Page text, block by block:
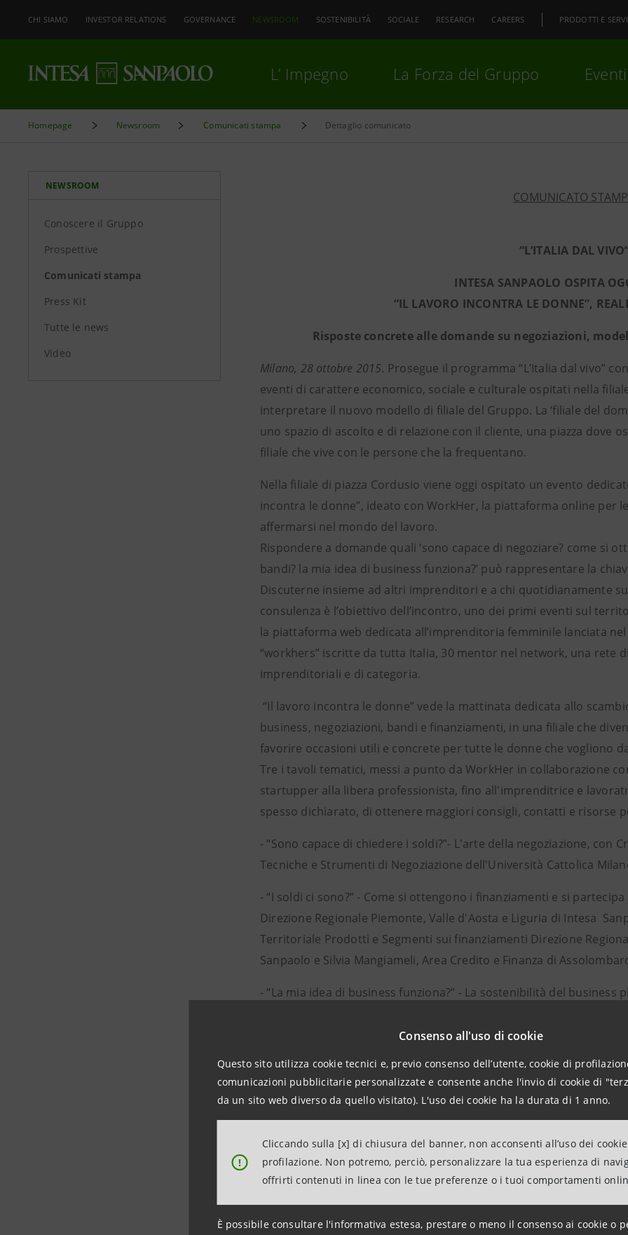
Consenso all'uso di cookie
Questo sito utilizza cookie tecnici e, previo consenso dell’utente, cookie di
comunicazioni pubblicitarie personalizzate e consente anche l'invio di cookie di
da un sito web diverso da quello visitato). L'uso dei cookie ha la durata di 1 anno.
!
Cliccando sulla [x] di chiusura del banner, non acconsenti all’uso dei
profilazione. Non potremo, perciò, personalizzare la tua esperienza di
offrirti contenuti in linea con le tue preferenze o i tuoi comportamenti
È possibile consultare l'informativa estesa, prestare o meno il consenso ai cookie o
CHI SIAMO INVESTOR RELATIONS GOVERNANCE NEWSROOM SOSTENIBILITÀ SOCIALE RESEARCH CAREERS PRODOTTI E
L’ Impegno La Forza del Gruppo
Homepage Newsroom Comunicati stampa Dettaglio comunicato
NEWSROOM
Conoscere il Gruppo
Prospettive
Comunicati stampa
Press Kit
Tutte le news
Video
COMUNICATO
“L’ITALIA DAL
INTESA SANPAOLO OSPITA
“IL LAVORO INCONTRA LE DONNE”,
Risposte concrete alle domande su negoziazioni,
Milano, 28 ottobre 2015. Prosegue il programma “L’Italia dal vivo”
eventi di carattere economico, sociale e culturale ospitati nella
interpretare il nuovo modello di filiale del Gruppo. La ‘filiale del
uno spazio di ascolto e di relazione con il cliente, una piazza dove
filiale che vive con le persone che la frequentano.
Nella filiale di piazza Cordusio viene oggi ospitato un evento
incontra le donne”, ideato con WorkHer, la piattaforma online per
affermarsi nel mondo del lavoro.
Rispondere a domande quali ‘sono capace di negoziare? come si
bandi? la mia idea di business funziona?’ può rappresentare la
Discuterne insieme ad altri imprenditori e a chi quotidianamente
consulenza è l’obiettivo dell’incontro, uno dei primi eventi sul
la piattaforma web dedicata all’imprenditoria femminile lanciata
“workhers” iscritte da tutta Italia, 30 mentor nel network, una rete
imprenditoriali e di categoria.
“Il lavoro incontra le donne” vede la mattinata dedicata allo
business, negoziazioni, bandi e finanziamenti, in una filiale che
favorire occasioni utili e concrete per tutte le donne che vogliono
Tre i tavoli tematici, messi a punto da WorkHer in collaborazione
startupper alla libera professionista, fino all'imprenditrice e
spesso dichiarato, di ottenere maggiori consigli, contatti e risorse
⁃ “Sono capace di chiedere i soldi?”- L'arte della negoziazione, con
Tecniche e Strumenti di Negoziazione dell'Università Cattolica
⁃ “I soldi ci sono?” - Come si ottengono i finanziamenti e si
Direzione Regionale Piemonte, Valle d'Aosta e Liguria di Intesa
Territoriale Prodotti e Segmenti sui finanziamenti Direzione
Sanpaolo e Silvia Mangiameli, Area Credito e Finanza di
⁃ “La mia idea di business funziona?” - La sostenibilità del
Crescita Imprese, Area di Governo Chief Innovation Officier di
di start-up femminili con la testimonianza di una imprenditrice che
Sono presenti all'incontro anche Elena Jacobs, responsabile
Brena e Riccarda Zezza di WorkHer.
WorkHer, lanciato a maggio 2015, ha l’ambizioso obiettivo di aiutare a
La presenza femminile nel lavoro nel nostro Paese è infatti tra le più